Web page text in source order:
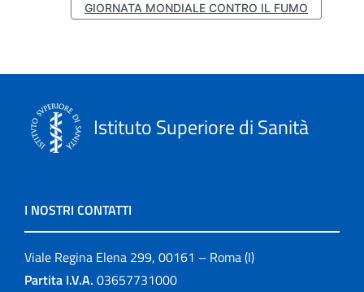
GIORNATA MONDIALE CONTRO IL FUMO
Istituto Superiore di Sanità
I NOSTRI CONTATTI
Viale Regina Elena 299, 00161 – Roma (I)
Partita I.V.A. 03657731000